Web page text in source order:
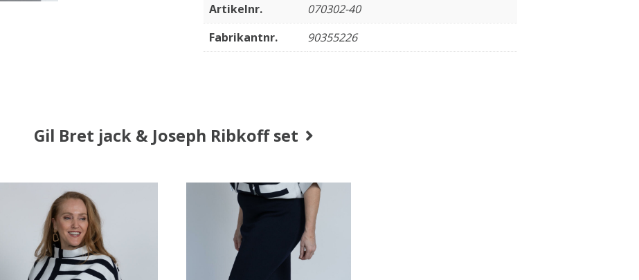
Artikelnr.
070302-40
Fabrikantnr.
90355226
Gil Bret jack & Joseph Ribkoff set